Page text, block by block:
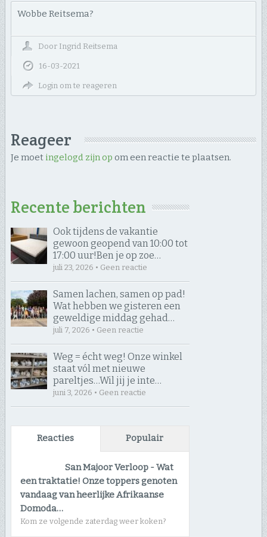
Wobbe Reitsema?
Door Ingrid Reitsema
16-03-2021
Login om te reageren
Reageer
Je moet ingelogd zijn op om een reactie te plaatsen.
Recente berichten
Ook tijdens de vakantie
gewoon geopend van 10:00 tot
17:00 uur! ​Ben je op zoe…
juli 23, 2026 • Geen reactie
Samen lachen, samen op pad! ​
Wat hebben we gisteren een
geweldige middag gehad…
juli 7, 2026 • Geen reactie
Weg = écht weg! Onze winkel
staat vól met nieuwe
pareltjes… ​Wil jij je inte…
juni 3, 2026 • Geen reactie
Reacties Populair
San Majoor Verloop -Wat
een traktatie! Onze toppers genoten
vandaag van heerlijke Afrikaanse
Domoda…
Kom ze volgende zaterdag weer koken?